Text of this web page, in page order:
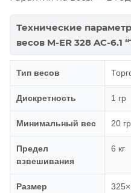
Технические
весов M-ER 328 AC-6.1
Тип весов
Дискретность 1 гр
Минимальный вес 20 гр
Предел
взвешивания
6 кг
Размер